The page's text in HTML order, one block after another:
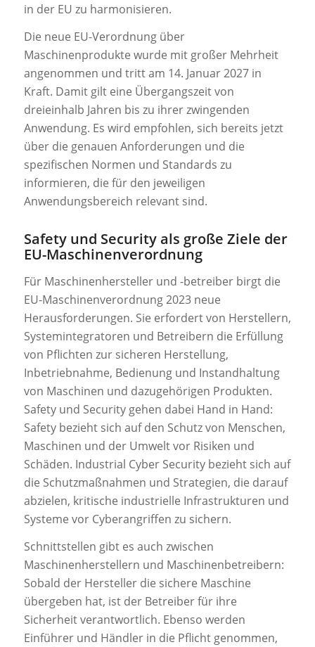
in der EU zu harmonisieren.
Die neue EU-Verordnung über
Maschinenprodukte wurde mit großer Mehrheit
angenommen und tritt am 14. Januar 2027 in
Kraft. Damit gilt eine Übergangszeit von
dreieinhalb Jahren bis zu ihrer zwingenden
Anwendung. Es wird empfohlen, sich bereits jetzt
über die genauen Anforderungen und die
spezifischen Normen und Standards zu
informieren, die für den jeweiligen
Anwendungsbereich relevant sind.
Safety und Security als große Ziele der
EU-Maschinenverordnung
Für Maschinenhersteller und -betreiber birgt die
EU-Maschinenverordnung 2023 neue
Herausforderungen. Sie erfordert von Herstellern,
Systemintegratoren und Betreibern die Erfüllung
von Pflichten zur sicheren Herstellung,
Inbetriebnahme, Bedienung und Instandhaltung
von Maschinen und dazugehörigen Produkten.
Safety und Security gehen dabei Hand in Hand:
Safety bezieht sich auf den Schutz von Menschen,
Maschinen und der Umwelt vor Risiken und
Schäden. Industrial Cyber Security bezieht sich auf
die Schutzmaßnahmen und Strategien, die darauf
abzielen, kritische industrielle Infrastrukturen und
Systeme vor Cyberangriffen zu sichern.
Schnittstellen gibt es auch zwischen
Maschinenherstellern und Maschinenbetreibern:
Sobald der Hersteller die sichere Maschine
übergeben hat, ist der Betreiber für ihre
Sicherheit verantwortlich. Ebenso werden
Einführer und Händler in die Pflicht genommen,